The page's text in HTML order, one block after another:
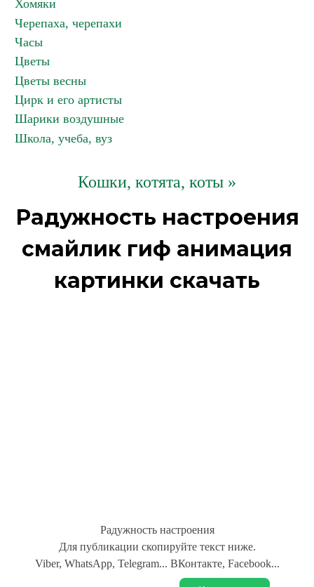
Хомяки
Черепаха, черепахи
Часы
Цветы
Цветы весны
Цирк и его артисты
Шарики воздушные
Школа, учеба, вуз
Кошки, котята, коты »
Радужность настроения
смайлик гиф анимация
картинки скачать
Радужность настроения
Для публикации скопируйте текст ниже.
Viber, WhatsApp, Telegram... ВКонтакте, Facebook...